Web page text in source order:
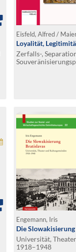
Eisfeld, Alfred /
Loyalität,
Zerfalls-,
Engemann, Iris
Die
Universität,
1918–1948